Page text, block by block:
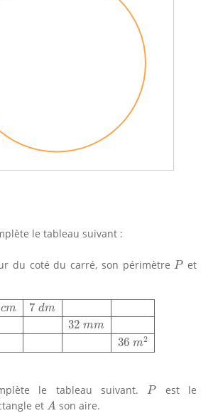
le tableau suivant :
du coté du carré, son périmètreP
P et
cm 7 dm
32 mm
36 m2
cm7dmP32mmA36m2
le tableau suivant.P
P
est le
et A
A son aire.